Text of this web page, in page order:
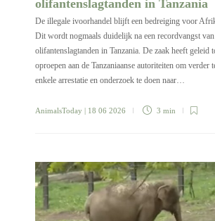
olifantenslagtanden in Tanzania
De illegale ivoorhandel blijft een bedreiging voor
Dit wordt nogmaals duidelijk na een recordvangst
olifantenslagtanden in Tanzania. De zaak heeft geleid
oproepen aan de Tanzaniaanse autoriteiten om verder
enkele arrestatie en onderzoek te doen naar…
AnimalsToday | 18 06 2026 3 min